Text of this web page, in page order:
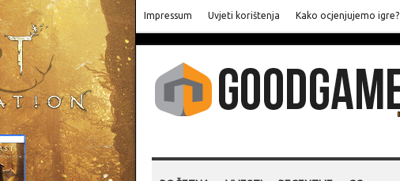
Impressum Uvjeti korištenja Kako ocjenjujemo igre?